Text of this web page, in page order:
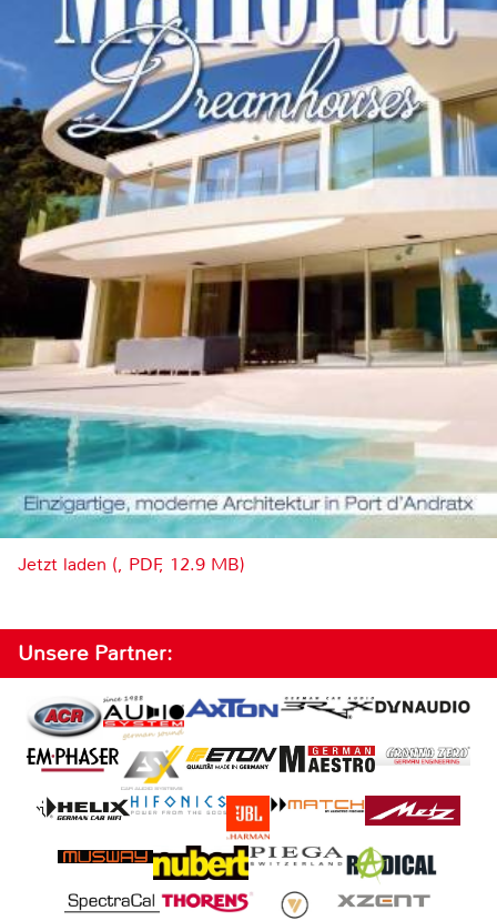
Jetzt laden (, PDF, 12.9 MB)
Unsere Partner: